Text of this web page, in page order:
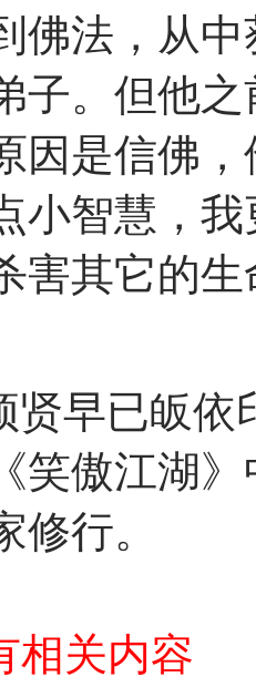
佛法，从
子。但他
因是信佛
小智慧，
害其它的
贤早已皈依
笑傲江湖
修行。
相关内容